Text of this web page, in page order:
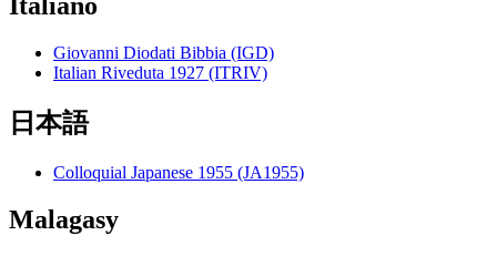
Italiano
Giovanni Diodati Bibbia (IGD)
Italian Riveduta 1927 (ITRIV)
日本語
Colloquial Japanese 1955 (JA1955)
Malagasy